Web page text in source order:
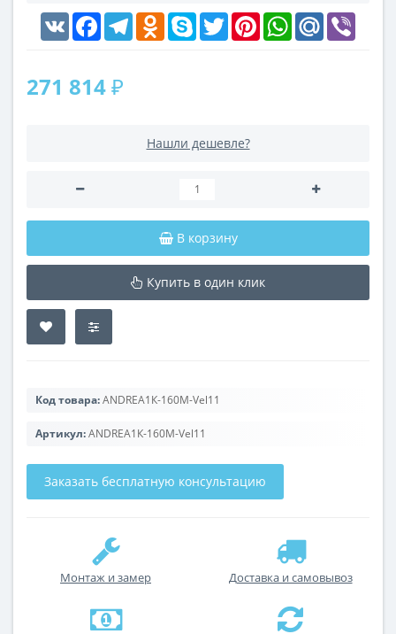
VK FacebookTelegramOdnoklassniki
Skype Twitter PinterestWhatsAppMail.Ru
271 814 ₽
Нашли дешевле?
В корзину
Купить в один клик
Код товара:ANDREA1К-160M-Vel11
Артикул:ANDREA1К-160M-Vel11
Заказать бесплатную консультацию
Монтаж и замер Доставка и самовывоз